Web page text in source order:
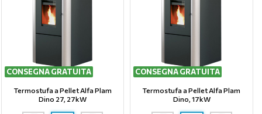
CONSEGNA GRATUITA
Termostufa a Pellet Alfa Plam
Dino 27, 27kW
CONSEGNA GRATUITA
Termostufa a Pellet Alfa Plam
Dino, 17kW